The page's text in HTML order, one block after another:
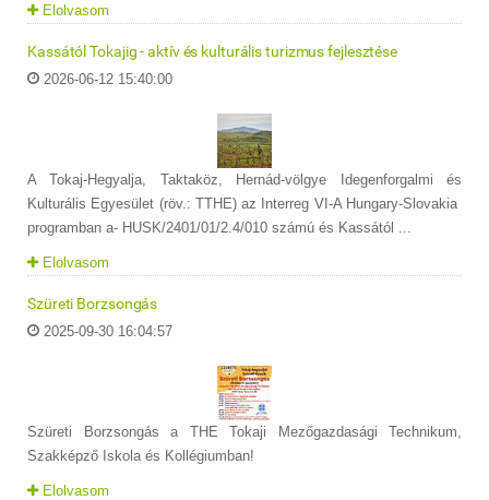
Elolvasom
Kassától Tokajig - aktív és kulturális turizmus fejlesztése
2026-06-12 15:40:00
A Tokaj-Hegyalja, Taktaköz, Hernád-völgye Idegenforgalmi és
Kulturális Egyesület (röv.: TTHE) az Interreg VI-A Hungary-Slovakia
programban a- HUSK/2401/01/2.4/010 számú és Kassától ...
Elolvasom
Szüreti Borzsongás
2025-09-30 16:04:57
Szüreti Borzsongás a THE Tokaji Mezőgazdasági Technikum,
Szakképző Iskola és Kollégiumban!
Elolvasom